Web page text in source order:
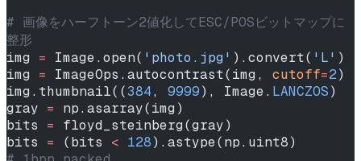
# 画像をハーフトーン2値化してESC/POSビットマップに
整形
img = Image.open( 'photo.jpg' ).convert( 'L' )
img = ImageOps.autocontrast(img, cutoff=2)
img.thumbnail((384, 9999), Image. LANCZOS)
gray = np.asarray(img)
bits = floyd_steinberg(gray)
bits = (bits < 128).astype(np.uint8)